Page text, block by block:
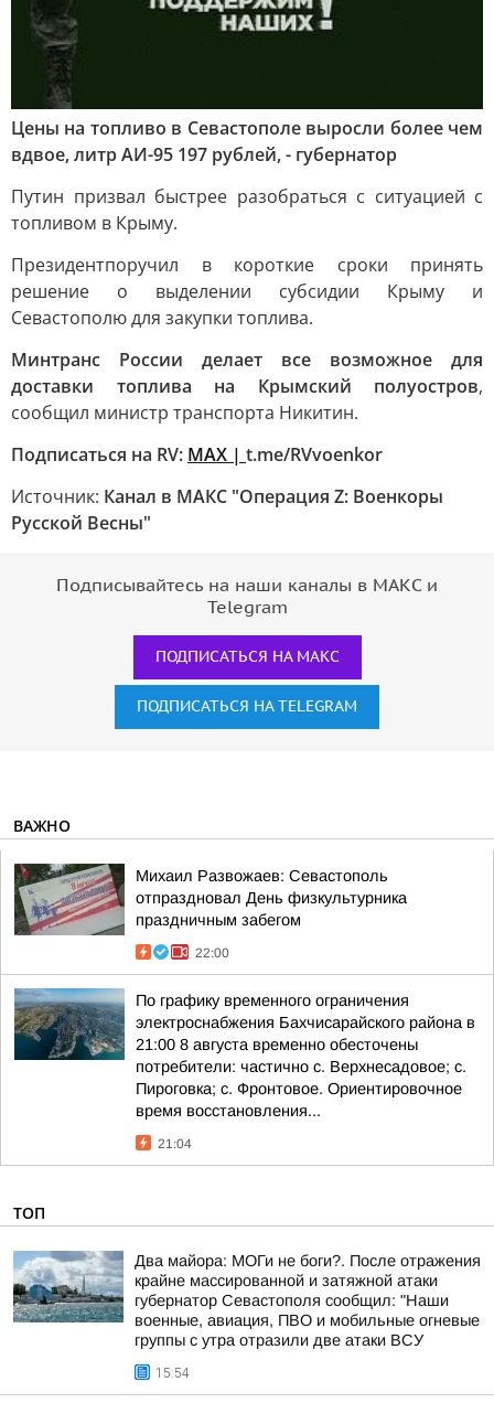
Цены на топливо в Севастополе выросли более чем
вдвое, литр АИ-95 197 рублей, - губернатор
Путин призвал быстрее разобраться с ситуацией с
топливом в Крыму.
Президентпоручил в короткие сроки принять
решение о выделении субсидии Крыму и
Севастополю для закупки топлива.
Минтранс России делает все возможное для
доставки топлива на Крымский полуостров,
сообщил министр транспорта Никитин.
Подписаться на RV: MAX | t.me/RVvoenkor
Источник: Канал в МАКС "Операция Z: Военкоры
Русской Весны"
Подписывайтесь на наши каналы в МАКС и
Telegram
ПОДПИСАТЬСЯ НА МАКС
ПОДПИСАТЬСЯ НА TELEGRAM
ВАЖНО
Михаил Развожаев: Севастополь
отпраздновал День физкультурника
праздничным забегом
22:00
По графику временного ограничения
электроснабжения Бахчисарайского района в
21:00 8 августа временно обесточены
потребители: частично с. Верхнесадовое; с.
Пироговка; с. Фронтовое. Ориентировочное
время восстановления...
21:04
ТОП
Два майора: МОГи не боги?. После отражения
крайне массированной и затяжной атаки
губернатор Севастополя сообщил: "Наши
военные, авиация, ПВО и мобильные огневые
группы с утра отразили две атаки ВСУ
15:54